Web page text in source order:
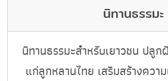
นิทานธรรมะ
นิทานธรรมะสำหรับเยาวชน ปลู
แก่ลูกหลานไทย เสริมสร้างความ